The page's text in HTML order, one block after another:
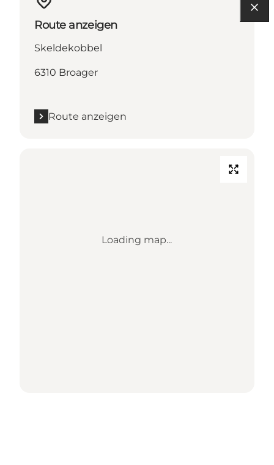
Route anzeigen
Skeldekobbel
6310 Broager
Route anzeigen
Loading map...